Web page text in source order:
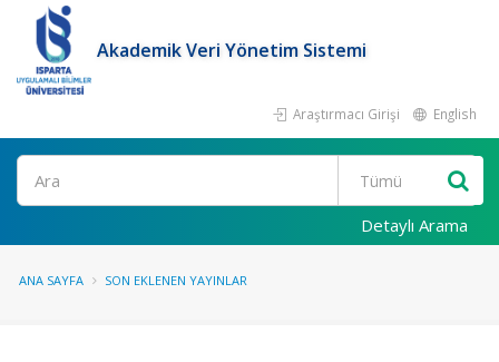
Akademik Veri Yönetim Sistemi
Araştırmacı Girişi English
Ara
Detaylı Arama
ANA SAYFA SON EKLENEN YAYINLAR